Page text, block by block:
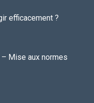
efficacement ?
Mise aux normes